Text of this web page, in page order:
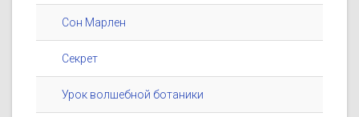
Сон Марлен
Секрет
Урок волшебной ботаники